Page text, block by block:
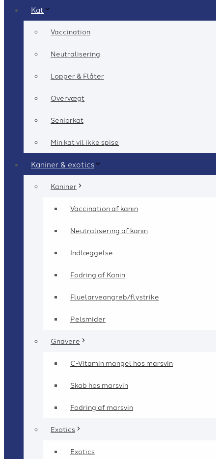
Kat
Vaccination
Neutralisering
Lopper & Flåter
Overvægt
Seniorkat
Min kat vil ikke spise
Kaniner & exotics
Kaniner
Vaccination af kanin
Neutralisering af kanin
Indlæggelse
Fodring af Kanin
Fluelarveangreb/flystrike
Pelsmider
Gnavere
C-Vitamin mangel hos marsvin
Skab hos marsvin
Fodring af marsvin
Exotics
Exotics